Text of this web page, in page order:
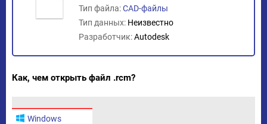
Тип файла:CAD-файлы
Тип данных: Неизвестно
Разработчик:Autodesk
Как, чем открыть файл .rcm?
Windows